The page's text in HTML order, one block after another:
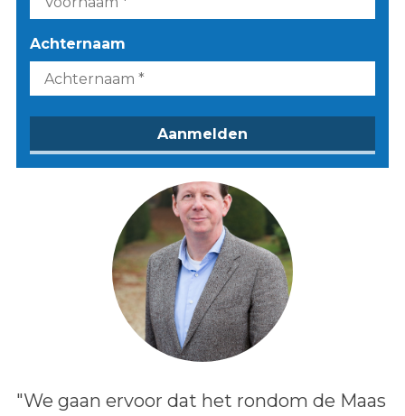
Achternaam
Lees het bericht:
"We gaan ervoor dat het rondom de Maas